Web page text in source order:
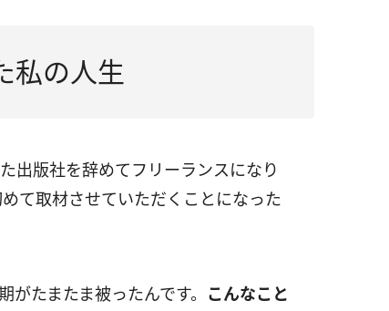
私の人生
出版社を辞めてフリーランスになり
て取材させていただくことになった
たまたま被ったんです。 こんなこと